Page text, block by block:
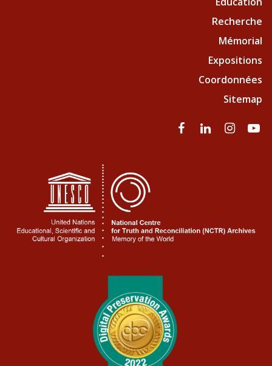
Recherche
Mémorial
Expositions
Coordonnées
Sitemap